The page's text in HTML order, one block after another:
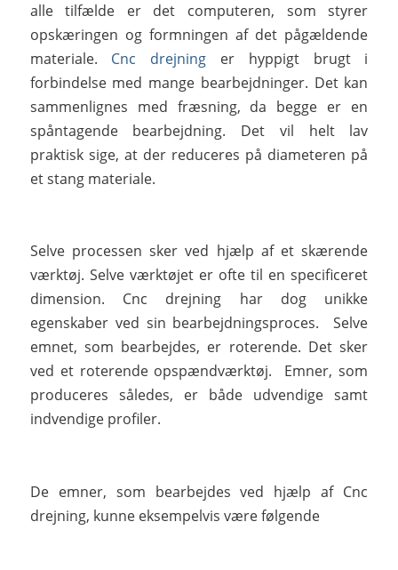
alle tilfælde er det computeren, som styrer
opskæringen og formningen af det pågældende
materiale. Cnc drejning er hyppigt brugt i
forbindelse med mange bearbejdninger. Det kan
sammenlignes med fræsning, da begge er en
spåntagende bearbejdning. Det vil helt lav
praktisk sige, at der reduceres på diameteren på
et stang materiale.
Selve processen sker ved hjælp af et skærende
værktøj. Selve værktøjet er ofte til en specificeret
dimension. Cnc drejning har dog unikke
egenskaber ved sin bearbejdningsproces. Selve
emnet, som bearbejdes, er roterende. Det sker
ved et roterende opspændværktøj. Emner, som
produceres således, er både udvendige samt
indvendige profiler.
De emner, som bearbejdes ved hjælp af Cnc
drejning, kunne eksempelvis være følgende